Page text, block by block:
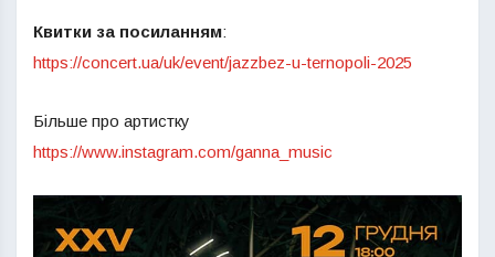
Квитки за посиланням:
https://concert.ua/uk/event/jazzbez-u-ternopoli-2025
Більше про артистку
https://www.instagram.com/ganna_music